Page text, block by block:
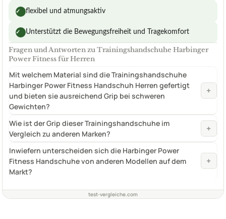
✓ flexibel und atmungsaktiv
✓ Unterstützt die Bewegungsfreiheit und Tragekomfort
Fragen und Antworten zu Trainingshandschuhe Harbinger
Power Fitness für Herren
Mit welchem Material sind die Trainingshandschuhe
Harbinger Power Fitness Handschuh Herren gefertigt
und bieten sie ausreichend Grip bei schweren
Gewichten?
+
Wie ist der Grip dieser Trainingshandschuhe im
Vergleich zu anderen Marken?
+
Inwiefern unterscheiden sich die Harbinger Power
Fitness Handschuhe von anderen Modellen auf dem
Markt?
+
test-vergleiche.com